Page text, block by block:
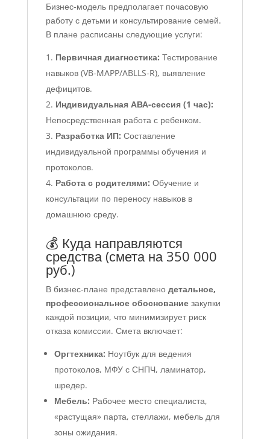
Бизнес-модель предполагает почасовую
работу с детьми и консультирование семей.
В плане расписаны следующие услуги:
Первичная диагностика: Тестирование
навыков (VB-MAPP/ABLLS-R), выявление
дефицитов.
Индивидуальная АВА-сессия (1 час):
Непосредственная работа с ребенком.
Разработка ИП: Составление
индивидуальной программы обучения и
протоколов.
Работа с родителями: Обучение и
консультации по переносу навыков в
домашнюю среду.
💰 Куда направляются
средства (смета на 350 000
руб.)
В бизнес-плане представлено детальное,
профессиональное обоснованиезакупки
каждой позиции, что минимизирует риск
отказа комиссии. Смета включает:
Оргтехника: Ноутбук для ведения
протоколов, МФУ с СНПЧ, ламинатор,
шредер.
Мебель: Рабочее место специалиста,
«растущая» парта, стеллажи, мебель для
зоны ожидания.